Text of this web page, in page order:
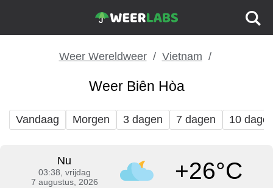
Weer Wereldweer Vietnam
Weer Biên Hòa
Vandaag Morgen 3 dagen 7 dagen 10
Nu
03:38, vrijdag
7 augustus, 2026
+26°C